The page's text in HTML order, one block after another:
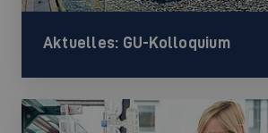
Aktuelles: GU-Kolloquium